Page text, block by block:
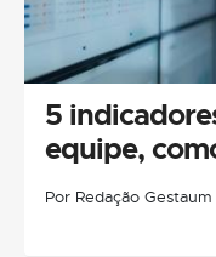
5
equipe,
Por Redação